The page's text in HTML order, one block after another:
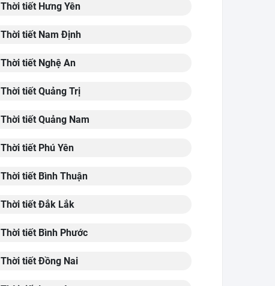
Thời tiết Hưng Yên
Thời tiết Nam Định
Thời tiết Nghệ An
Thời tiết Quảng Trị
Thời tiết Quảng Nam
Thời tiết Phú Yên
Thời tiết Bình Thuận
Thời tiết Đắk Lắk
Thời tiết Bình Phước
Thời tiết Đồng Nai